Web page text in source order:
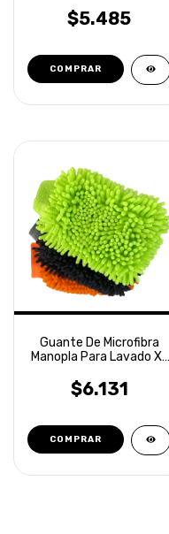
$5.485
Guante De Microfibra
Manopla Para Lavado XL
$6.131